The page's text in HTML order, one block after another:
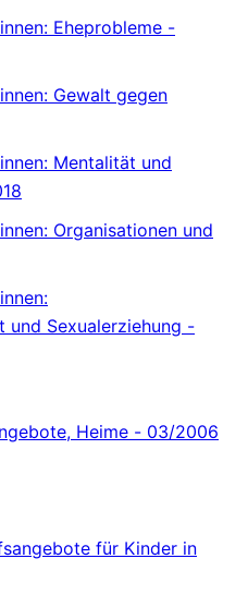
Eheprobleme -
Gewalt gegen
Mentalität und
Organisationen und
und Sexualerziehung -
Heime - 03/2006
für Kinder in